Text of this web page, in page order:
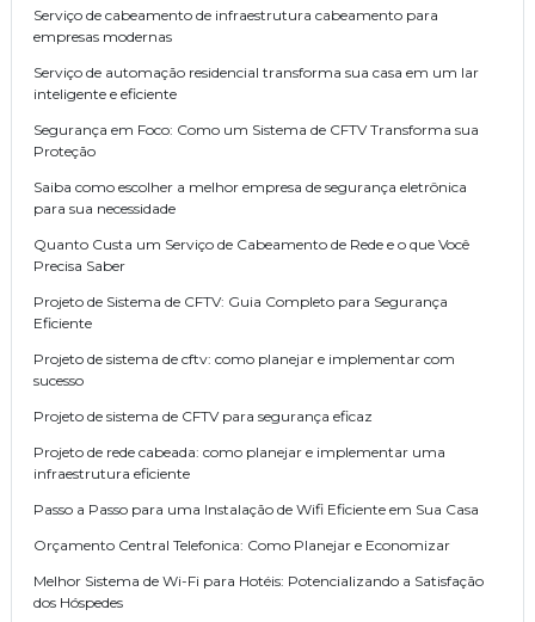
Serviço de cabeamento de infraestrutura cabeamento para
empresas modernas
Serviço de automação residencial transforma sua casa em um lar
inteligente e eficiente
Segurança em Foco: Como um Sistema de CFTV Transforma sua
Proteção
Saiba como escolher a melhor empresa de segurança eletrônica
para sua necessidade
Quanto Custa um Serviço de Cabeamento de Rede e o que Você
Precisa Saber
Projeto de Sistema de CFTV: Guia Completo para Segurança
Eficiente
Projeto de sistema de cftv: como planejar e implementar com
sucesso
Projeto de sistema de CFTV para segurança eficaz
Projeto de rede cabeada: como planejar e implementar uma
infraestrutura eficiente
Passo a Passo para uma Instalação de Wifi Eficiente em Sua Casa
Orçamento Central Telefonica: Como Planejar e Economizar
Melhor Sistema de Wi-Fi para Hotéis: Potencializando a Satisfação
dos Hóspedes